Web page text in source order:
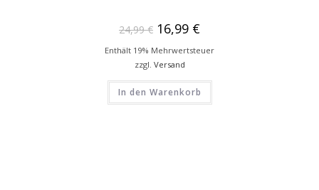
24,99€ 16,99 €
Enthält 19% Mehrwertsteuer
zzgl. Versand
In den Warenkorb